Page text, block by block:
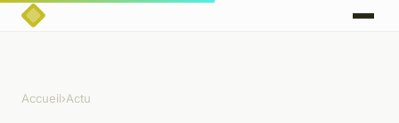
Accueil›Actu